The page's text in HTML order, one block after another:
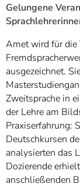
Gelungene
Amet wird für die
ausgezeichnet.
Zweitsprache in
der Lehre am
Praxiserfahrung:
Deutschkursen
analysierten das
Dozierende
anschließenden